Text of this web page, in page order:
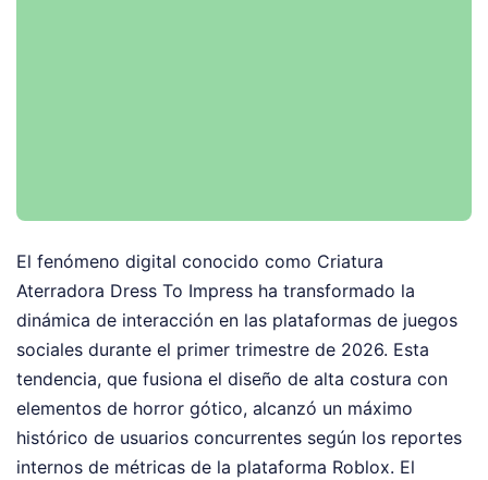
El fenómeno digital conocido como Criatura
Aterradora Dress To Impress ha transformado la
dinámica de interacción en las plataformas de juegos
sociales durante el primer trimestre de 2026. Esta
tendencia, que fusiona el diseño de alta costura con
elementos de horror gótico, alcanzó un máximo
histórico de usuarios concurrentes según los reportes
internos de métricas de la plataforma Roblox. El